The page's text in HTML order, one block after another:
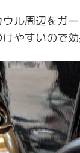
ル周辺をガ
やすいので効